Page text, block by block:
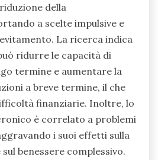
della
a scelte impulsive e
La ricerca indica
ridurre le capacità di
termine e aumentare la
a breve termine, il che
finanziarie. Inoltre, lo
è correlato a problemi
i suoi effetti sulla
benessere complessivo.